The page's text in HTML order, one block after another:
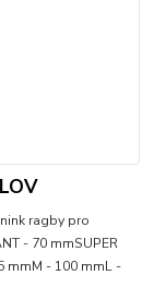
ragby pro
- 70 mmSUPER
mmM - 100 mmL -